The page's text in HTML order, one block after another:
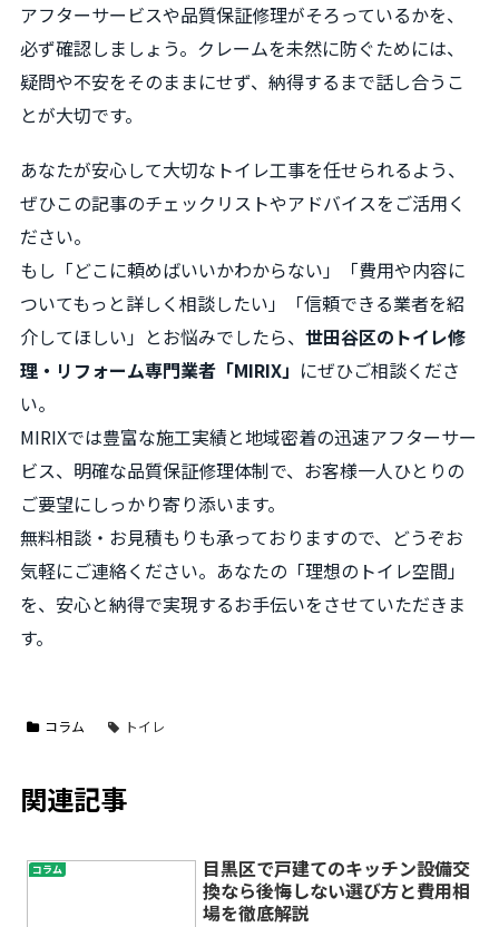
アフターサービスや品質保証修理がそろっているかを、
必ず確認しましょう。クレームを未然に防ぐためには、
疑問や不安をそのままにせず、納得するまで話し合うこ
とが大切です。
あなたが安心して大切なトイレ工事を任せられるよう、
ぜひこの記事のチェックリストやアドバイスをご活用く
ださい。
もし「どこに頼めばいいかわからない」「費用や内容に
ついてもっと詳しく相談したい」「信頼できる業者を紹
介してほしい」とお悩みでしたら、 世田谷区のトイレ修
理・リフォーム専門業者「MIRIX」 にぜひご相談くださ
い。
MIRIXでは豊富な施工実績と地域密着の迅速アフターサー
ビス、明確な品質保証修理体制で、お客様一人ひとりの
ご要望にしっかり寄り添います。
無料相談・お見積もりも承っておりますので、どうぞお
気軽にご連絡ください。あなたの「理想のトイレ空間」
を、安心と納得で実現するお手伝いをさせていただきま
す。
コラム トイレ
関連記事
コラム
目黒区で戸建てのキッチン設備交
換なら後悔しない選び方と費用相
場を徹底解説